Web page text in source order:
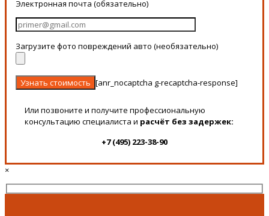
Электронная почта (обязательно)
Загрузите фото повреждений авто (необязательно)
[anr_nocaptcha g-recaptcha-response]
Или позвоните и получите профессиональную
консультацию специалиста и расчёт без задержек:
+7 (495) 223-38-90
×